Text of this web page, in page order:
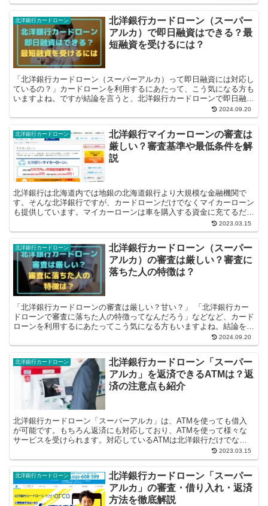
北洋銀行カードローン
北洋銀行カードローン（スーパー
アルカ）で即日融資はできる？最
短融資を受けるには？
「北洋銀行カードローン（スーパーアルカ）って即日融資には対応し
ているの？」カードローンを利用するにあたって、こう気になる方も
いますよね。ですが結論を言うと、北洋銀行カードローンで即日融資
2024.09.20
北洋銀行カードローン
北洋銀行マイカーローンの審査は
厳しい？審査基準や最低条件を解
説
北洋銀行は北海道内では地銀の北海道銀行より大規模な金融機関で
す。そんな北洋銀行ですが、カードローンだけでなくマイカーローン
も提供しています。マイカーローンは車を購入する資金に充てるだけ
2023.03.15
北洋銀行カードローン
北洋銀行カードローン（スーパー
アルカ）の審査は厳しい？審査に
落ちた人の特徴は？
「北洋銀行カードローンの審査は厳しい？甘い？」 「北洋銀行カー
ドローンで審査に落ちた人の特徴ってなんだろう」などなど、カード
ローンを利用するにあたってこう気になる方もいますよね。結論をい
2024.09.20
北洋銀行カードローン
北洋銀行カードローン「スーパー
アルカ」を返済できるATMは？返
済の注意点も紹介
北洋銀行カードローン「スーパーアルカ」は、ATMを使っても借入
が可能です。もちろん返済にも対応しており、ATMを使って様々な
サービスを受けられます。対応しているATMは北洋銀行だけでな
2023.03.15
北洋銀行カードローン
北洋銀行カードローン「スーパー
アルカ」の審査・借り入れ・返済
方法を徹底解説